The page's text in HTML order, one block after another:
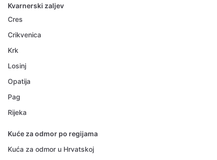
Kvarnerski zaljev
Cres
Crikvenica
Krk
Losinj
Opatija
Pag
Rijeka
Kuće za odmor po regijama
Kuća za odmor u Hrvatskoj